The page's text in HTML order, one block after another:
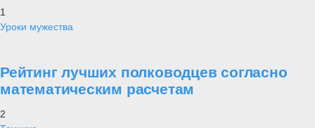
1
Уроки мужества
Рейтинг лучших полководцев согласно
математическим расчетам
2